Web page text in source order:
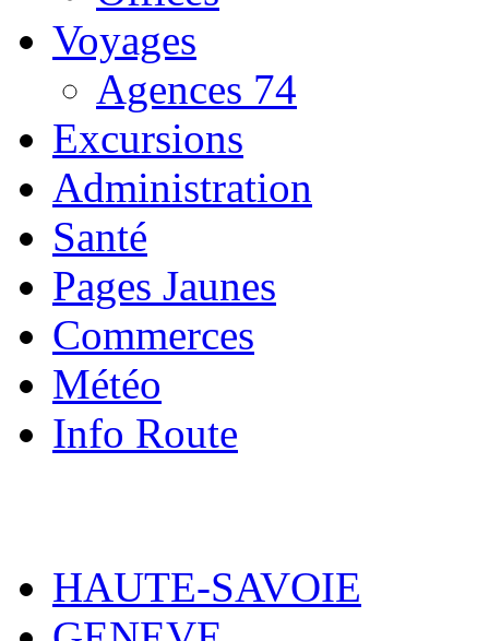
Voyages
Agences 74
Excursions
Administration
Santé
Pages Jaunes
Commerces
Météo
Info Route
HAUTE-SAVOIE